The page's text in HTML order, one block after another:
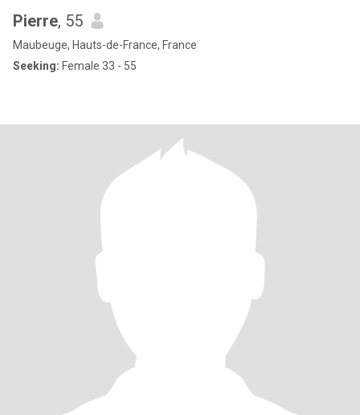
Pierre, 55
Maubeuge, Hauts-de-France, France
Seeking: Female 33 - 55